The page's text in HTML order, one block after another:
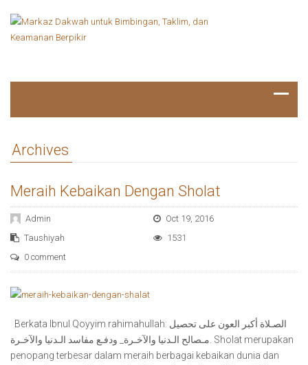
Archives
Meraih Kebaikan Dengan Sholat
Admin
Oct 19, 2016
Taushiyah
1531
0 comment
Berkata Ibnul Qoyyim rahimahullah: الصـلاة أكبر العون على تحصيل
مـصالح الـدنيا والآخـرة_ ودفـع مفاسد الـدنيا والآخـرة. Sholat merupakan
penopang terbesar dalam meraih berbagai kebaikan dunia dan